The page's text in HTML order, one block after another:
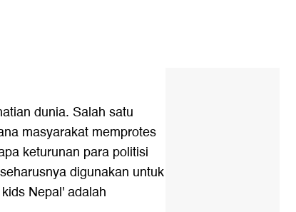
dunia. Salah satu
masyarakat memprotes
keturunan para politisi
digunakan untuk
Nepal' adalah